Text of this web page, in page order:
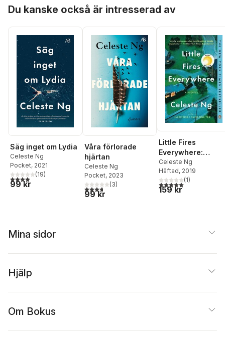
Du kanske också är intresserad av
Säg inget om Lydia
Celeste Ng
Pocket, 2021
3,9utav 5 stjärnor. Totalt antal röster:
(19)
99 kr
Våra förlorade
hjärtan
Celeste Ng
Pocket, 2023
3,7utav 5 stjärnor. Totalt antal röster:
(3)
99 kr
Little Fires
Everywhere:
Reese's Book Club
Celeste Ng
Häftad, 2019
5,0utav 5 stjärnor.
(1)
159 kr
Mina sidor
Hjälp
Om Bokus